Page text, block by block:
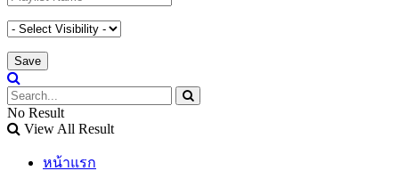
No Result
View All Result
หน้าแรก